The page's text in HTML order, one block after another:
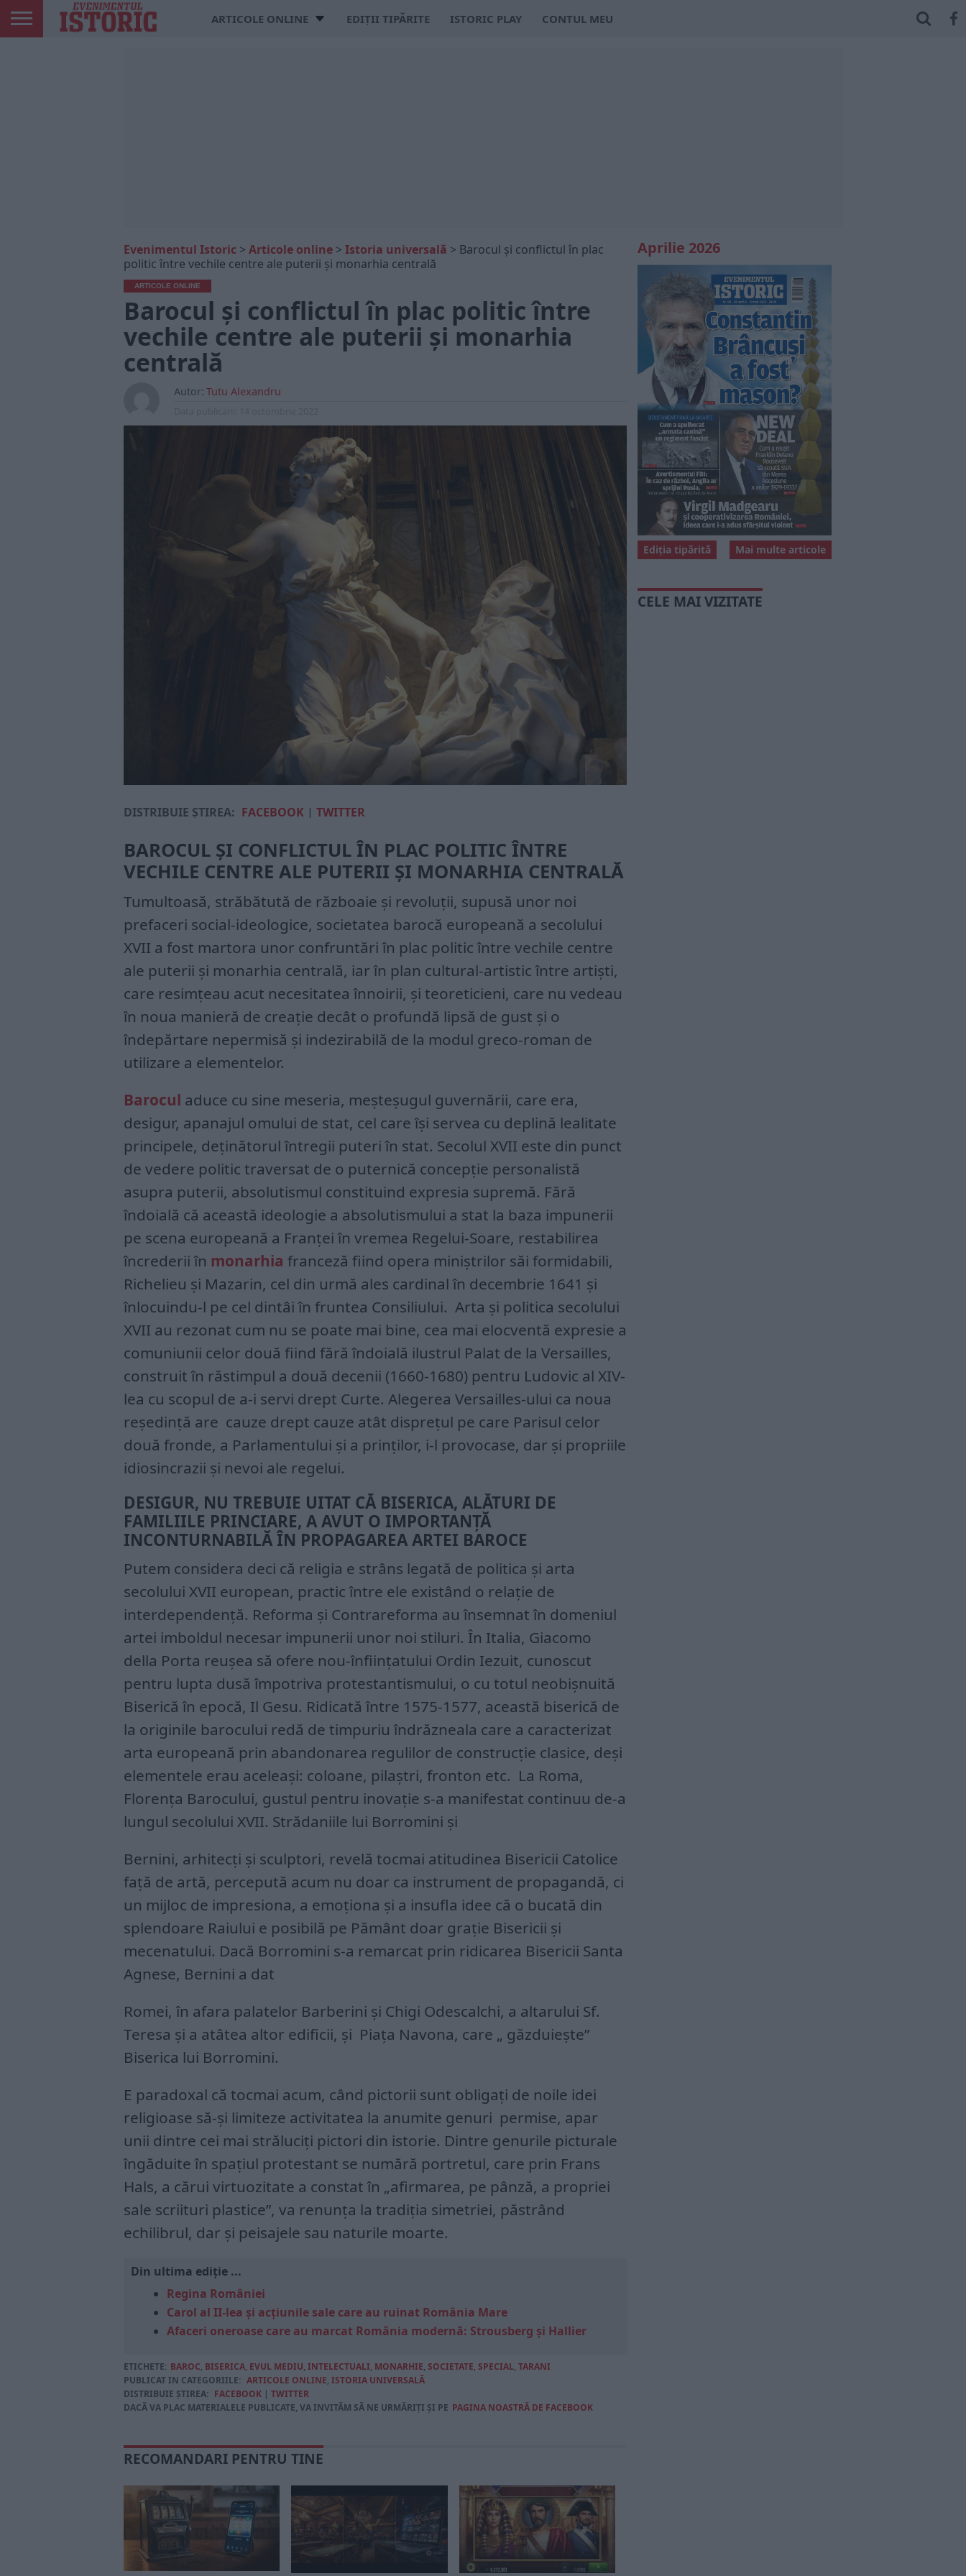
ARTICOLE ONLINE EDIȚII TIPĂRITE ISTORIC PLAY CONTUL MEU
Evenimentul Istoric > Articole online > Istoria universală > Barocul și conflictul în plac
politic între vechile centre ale puterii și monarhia centrală
ARTICOLE ONLINE
Barocul și conflictul în plac politic între
vechile centre ale puterii și monarhia
centrală
Autor: Tutu Alexandru
DISTRIBUIE ȘTIREA: FACEBOOK | TWITTER
BAROCUL ȘI CONFLICTUL ÎN PLAC POLITIC ÎNTRE
VECHILE CENTRE ALE PUTERII ȘI MONARHIA CENTRALĂ
Tumultoasă, străbătută de războaie și revoluții, supusă unor noi
prefaceri social-ideologice, societatea barocă europeană a secolului
XVII a fost martora unor confruntări în plac politic între vechile centre
ale puterii și monarhia centrală, iar în plan cultural-artistic între artiști,
care resimțeau acut necesitatea înnoirii, și teoreticieni, care nu vedeau
în noua manieră de creație decât o profundă lipsă de gust și o
îndepărtare nepermisă și indezirabilă de la modul greco-roman de
utilizare a elementelor.
Barocul aduce cu sine meseria, meșteșugul guvernării, care era,
desigur, apanajul omului de stat, cel care își servea cu deplină lealitate
principele, deținătorul întregii puteri în stat. Secolul XVII este din punct
de vedere politic traversat de o puternică concepție personalistă
asupra puterii, absolutismul constituind expresia supremă. Fără
îndoială că această ideologie a absolutismului a stat la baza impunerii
pe scena europeană a Franței în vremea Regelui-Soare, restabilirea
încrederii în monarhia franceză fiind opera miniștrilor săi formidabili,
Richelieu și Mazarin, cel din urmă ales cardinal în decembrie 1641 și
înlocuindu-l pe cel dintâi în fruntea Consiliului. Arta și politica secolului
XVII au rezonat cum nu se poate mai bine, cea mai elocventă expresie a
comuniunii celor două fiind fără îndoială ilustrul Palat de la Versailles,
construit în răstimpul a două decenii (1660-1680) pentru Ludovic al XIV-
lea cu scopul de a-i servi drept Curte. Alegerea Versailles-ului ca noua
reședință are cauze drept cauze atât disprețul pe care Parisul celor
două fronde, a Parlamentului și a prinților, i-l provocase, dar și propriile
idiosincrazii și nevoi ale regelui.
DESIGUR, NU TREBUIE UITAT CĂ BISERICA, ALĂTURI DE
FAMILIILE PRINCIARE, A AVUT O IMPORTANȚĂ
INCONTURNABILĂ ÎN PROPAGAREA ARTEI BAROCE
Putem considera deci că religia e strâns legată de politica și arta
secolului XVII european, practic între ele existând o relație de
interdependență. Reforma și Contrareforma au însemnat în domeniul
artei imboldul necesar impunerii unor noi stiluri. În Italia, Giacomo
della Porta reușea să ofere nou-înființatului Ordin Iezuit, cunoscut
pentru lupta dusă împotriva protestantismului, o cu totul neobișnuită
Biserică în epocă, Il Gesu. Ridicată între 1575-1577, această biserică de
la originile barocului redă de timpuriu îndrăzneala care a caracterizat
arta europeană prin abandonarea regulilor de construcție clasice, deși
elementele erau aceleași: coloane, pilaștri, fronton etc. La Roma,
Florența Barocului, gustul pentru inovație s-a manifestat continuu de-a
lungul secolului XVII. Strădaniile lui Borromini și
Bernini, arhitecți și sculptori, revelă tocmai atitudinea Bisericii Catolice
față de artă, percepută acum nu doar ca instrument de propagandă, ci
un mijloc de impresiona, a emoționa și a insufla idee că o bucată din
splendoare Raiului e posibilă pe Pământ doar grație Bisericii și
mecenatului. Dacă Borromini s-a remarcat prin ridicarea Bisericii Santa
Agnese, Bernini a dat
Romei, în afara palatelor Barberini și Chigi Odescalchi, a altarului Sf.
Teresa și a atâtea altor edificii, și Piața Navona, care „ găzduiește”
Biserica lui Borromini.
E paradoxal că tocmai acum, când pictorii sunt obligați de noile idei
religioase să-și limiteze activitatea la anumite genuri permise, apar
unii dintre cei mai străluciți pictori din istorie. Dintre genurile picturale
îngăduite în spațiul protestant se numără portretul, care prin Frans
Hals, a cărui virtuozitate a constat în „afirmarea, pe pânză, a propriei
sale scriituri plastice”, va renunța la tradiția simetriei, păstrând
echilibrul, dar și peisajele sau naturile moarte.
Din ultima ediție ...
Regina României
Carol al II-lea și acțiunile sale care au ruinat România Mare
Afaceri oneroase care au marcat România modernă: Strousberg și Hallier
ETICHETE: BAROC, BISERICA, EVUL MEDIU, INTELECTUALI, MONARHIE, SOCIETATE, SPECIAL, TARANI
PUBLICAT IN CATEGORIILE: ARTICOLE ONLINE, ISTORIA UNIVERSALĂ
DISTRIBUIE ȘTIREA: FACEBOOK | TWITTER
DACĂ VA PLAC MATERIALELE PUBLICATE, VA INVITĂM SĂ NE URMĂRIȚI ȘI PE PAGINA NOASTRĂ DE FACEBOOK
RECOMANDARI PENTRU TINE
Aprilie 2026
Mai multe articole
Ediția tipărită
CELE MAI VIZITATE